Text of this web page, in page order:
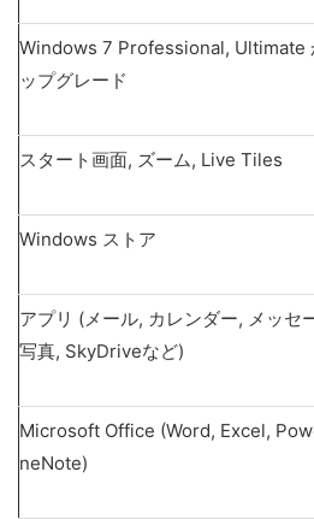
Windows 7 Professional, Ultimate
ップグレード
スタート画面, ズーム, Live Tiles
Windows ストア
アプリ (メール, カレンダー, メッセ
写真, SkyDriveなど)
Microsoft Office (Word, Excel,
neNote)